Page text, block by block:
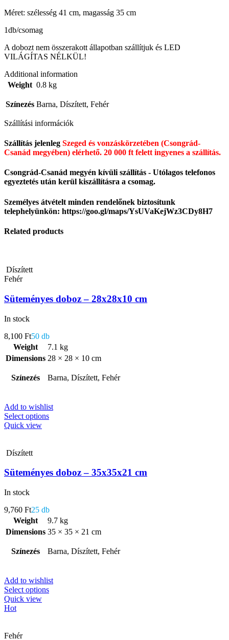
Méret: szélesség 41 cm, magasság 35 cm
1db/csomag
A dobozt nem összerakott állapotban szállítjuk és LED
VILÁGÍTAS NÉLKÜL!
Additional information
Weight 0.8 kg
Színezés Barna, Díszített, Fehér
Szállítási információk
Szállítás jelenleg Szeged és vonzáskörzetében (Csongrád-
Csanád megyében) elérhető. 20 000 ft felett ingyenes a szállítás.
Csongrád-Csanád megyén kívüli szállítás - Utólagos telefonos
egyeztetés után kerül kiszállításra a csomag.
Személyes átvételt minden rendelőnek biztosítunk
telephelyünkön: https://goo.gl/maps/YsUVaKejWz3CDy8H7
Related products
Díszített
Fehér
Süteményes doboz – 28x28x10 cm
In stock
8,100 Ft50 db
Weight
7.1 kg
Dimensions 28 × 28 × 10 cm
Színezés Barna, Díszített, Fehér
Add to wishlist
Select options
Quick view
Díszített
Süteményes doboz – 35x35x21 cm
In stock
9,760 Ft25 db
Weight
9.7 kg
Dimensions 35 × 35 × 21 cm
Színezés Barna, Díszített, Fehér
Add to wishlist
Select options
Quick view
Hot
Fehér